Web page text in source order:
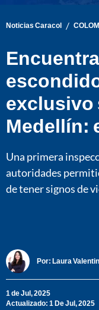
Noticias Caracol /
exclusivo
Medellín:
Una primera
autoridades
de tener signos de
Por: Laura
1 de Jul, 2025
Actualizado: 1 De Jul, 2025